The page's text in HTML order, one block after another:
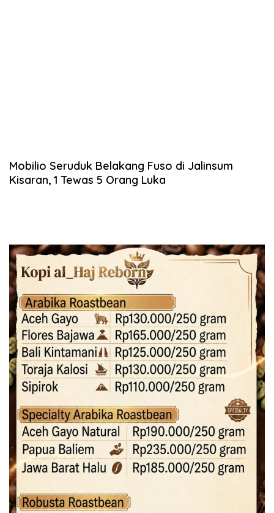
Mobilio Seruduk Belakang Fuso di Jalinsum
Kisaran, 1 Tewas 5 Orang Luka